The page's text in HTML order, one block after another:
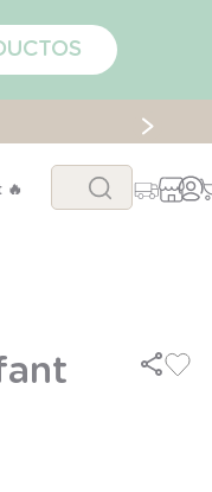
🔥
Buscar...